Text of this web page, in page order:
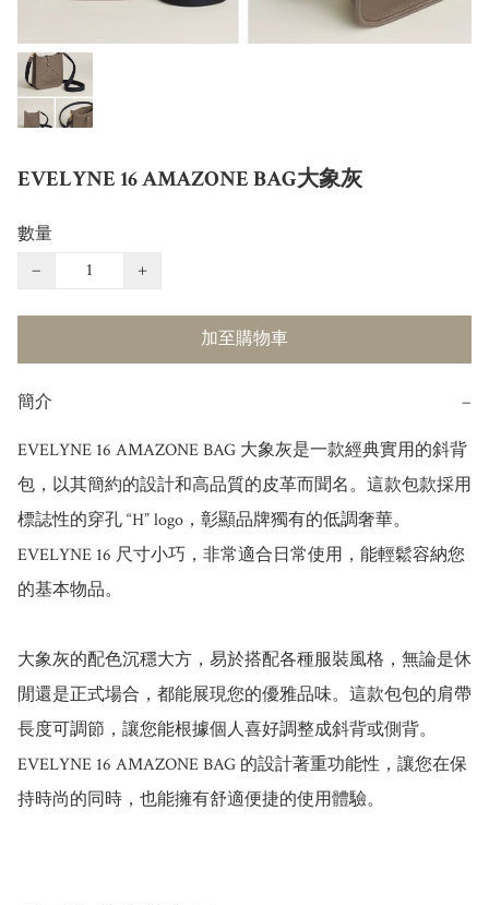
EVELYNE 16 AMAZONE BAG大象灰
數量
−
+
加至購物車
簡介 −
EVELYNE 16 AMAZONE BAG 大象灰是一款經典實用的斜背
包，以其簡約的設計和高品質的皮革而聞名。這款包款採用
標誌性的穿孔 “H” logo，彰顯品牌獨有的低調奢華。
EVELYNE 16 尺寸小巧，非常適合日常使用，能輕鬆容納您
的基本物品。
大象灰的配色沉穩大方，易於搭配各種服裝風格，無論是休
閒還是正式場合，都能展現您的優雅品味。這款包包的肩帶
長度可調節，讓您能根據個人喜好調整成斜背或側背。
EVELYNE 16 AMAZONE BAG 的設計著重功能性，讓您在保